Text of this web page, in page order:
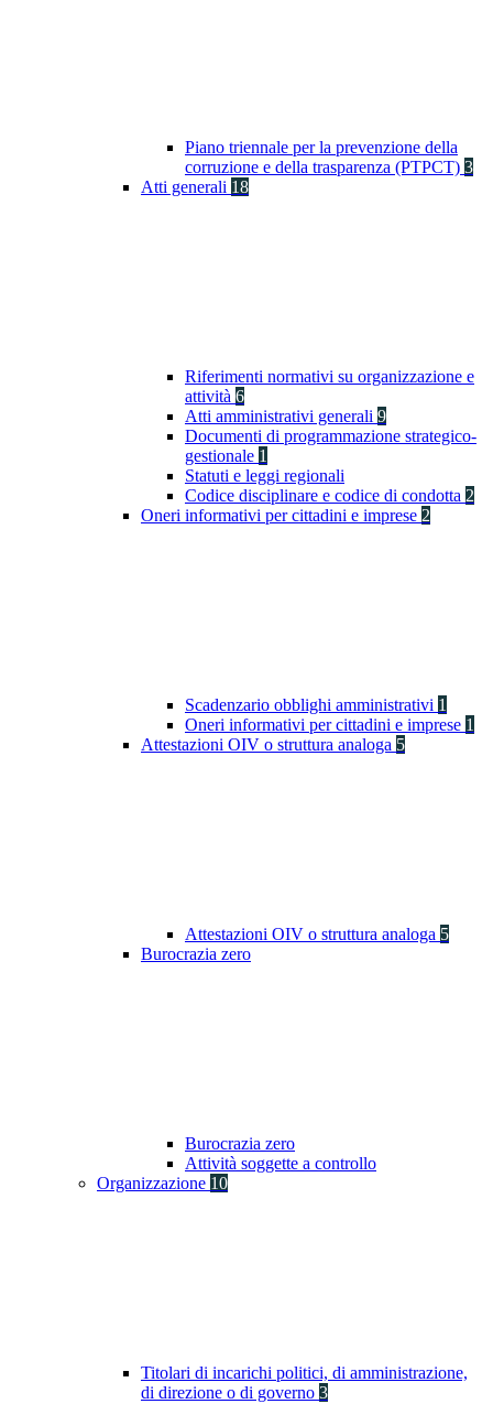
Piano triennale per la prevenzione della
corruzione e della trasparenza (PTPCT) 3
Atti generali 18
Riferimenti normativi su organizzazione e
attività 6
Atti amministrativi generali 9
Documenti di programmazione strategico-
gestionale 1
Statuti e leggi regionali
Codice disciplinare e codice di condotta 2
Oneri informativi per cittadini e imprese 2
Scadenzario obblighi amministrativi 1
Oneri informativi per cittadini e imprese 1
Attestazioni OIV o struttura analoga 5
Attestazioni OIV o struttura analoga 5
Burocrazia zero
Burocrazia zero
Attività soggette a controllo
Organizzazione 10
Titolari di incarichi politici, di amministrazione,
di direzione o di governo 3